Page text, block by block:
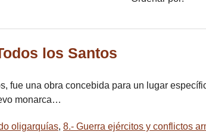
los Santos
fue una obra concebida para un lugar
monarca…
oligarquías, 8.- Guerra ejércitos y conflictos